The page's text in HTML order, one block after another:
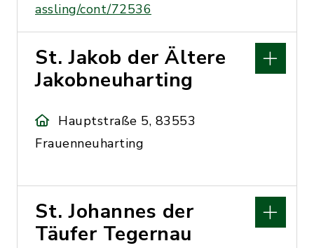
assling/cont/72536
St. Jakob der Ältere
Jakobneuharting
Hauptstraße 5, 83553
Frauenneuharting
St. Johannes der
Täufer Tegernau